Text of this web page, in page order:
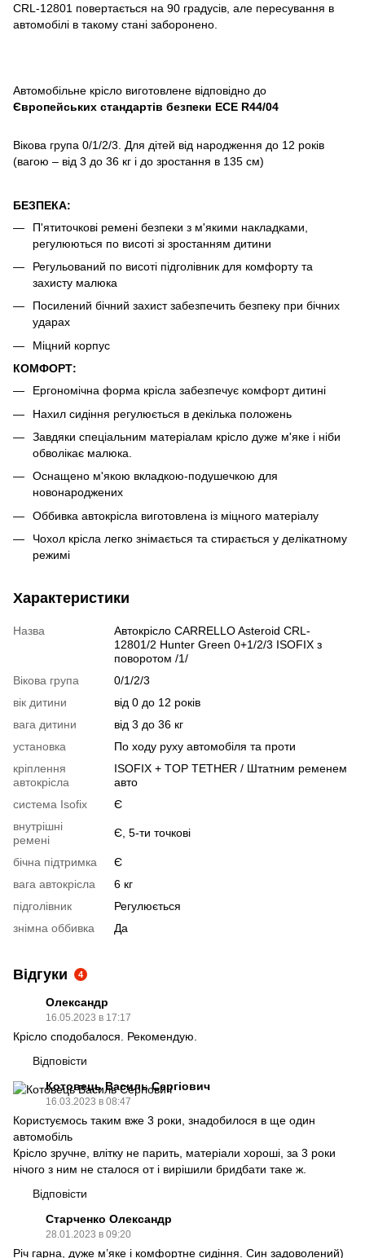
CRL-12801 повертається на 90 градусів, але пересування в
автомобілі в такому стані заборонено.
Автомобільне крісло виготовлене відповідно до
Європейських стандартів безпеки ЕСЕ R44/04
Вікова група 0/1/2/3. Для дітей від народження до 12 років
(вагою – від 3 до 36 кг і до зростання в 135 см)
БЕЗПЕКА:
П'ятиточкові ремені безпеки з м'якими накладками,
регулюються по висоті зі зростанням дитини
Регульований по висоті підголівник для комфорту та
захисту малюка
Посилений бічний захист забезпечить безпеку при бічних
ударах
Міцний корпус
КОМФОРТ:
Ергономічна форма крісла забезпечує комфорт дитині
Нахил сидіння регулюється в декілька положень
Завдяки спеціальним матеріалам крісло дуже м'яке і ніби
обволікає малюка.
Оснащено м'якою вкладкою-подушечкою для
новонароджених
Оббивка автокрісла виготовлена ​​із міцного матеріалу
Чохол крісла легко знімається та стирається у делікатному
режимі
Характеристики
Назва
Автокрісло CARRELLO Asteroid CRL-
12801/2 Hunter Green 0+1/2/3 ISOFIX з
поворотом /1/
Вікова група
0/1/2/3
вік дитини
від 0 до 12 років
вага дитини
від 3 до 36 кг
установка
По ходу руху автомобіля та проти
кріплення
автокрісла
ISOFIX + TOP TETHER / Штатним ременем
авто
система Isofix
Є
внутрішні
ремені
Є, 5-ти точкові
бічна підтримка
Є
вага автокрісла
6 кг
підголівник
Регулюється
знімна оббивка
Да
Відгуки 4
Олександр
16.05.2023 в 17:17
Крісло сподобалося. Рекомендую.
Відповісти
Котовець Василь Сергіович
16.03.2023 в 08:47
Користуємось таким вже 3 роки, знадобилося в ще один
автомобіль
Крісло зручне, влітку не парить, матеріали хороші, за 3 роки
нічого з ним не сталося от і вирішили бридбати таке ж.
Відповісти
Старченко Олександр
28.01.2023 в 09:20
Річ гарна, дуже м’яке і комфортне сидіння. Син задоволений)